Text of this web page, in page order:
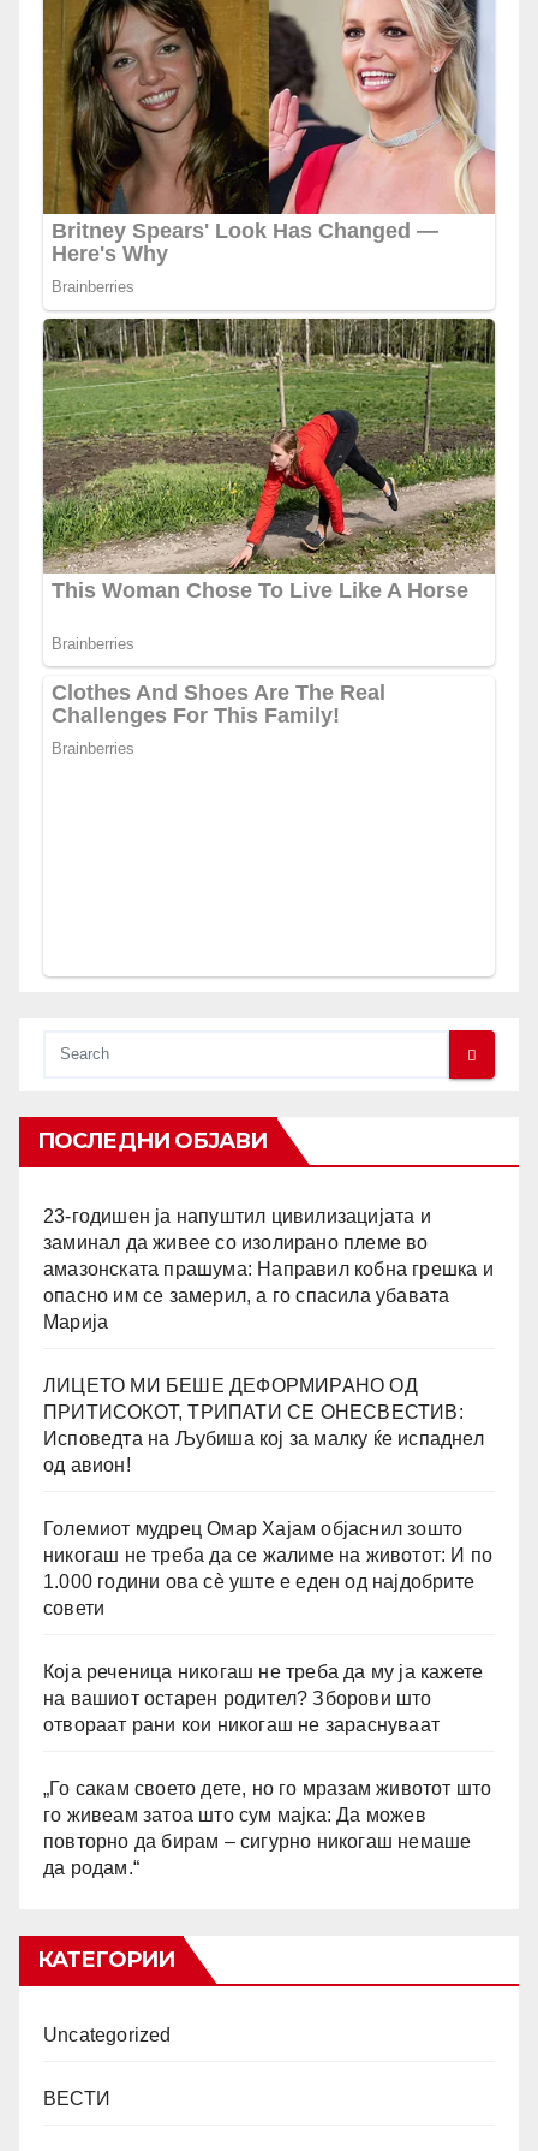
ПОСЛЕДНИ ОБЈАВИ
23-годишен ја напуштил цивилизацијата и
заминал да живее со изолирано племе во
амазонската прашума: Направил кобна грешка и
опасно им се замерил, а го спасила убавата
Марија
ЛИЦЕТО МИ БЕШЕ ДЕФОРМИРАНО ОД
ПРИТИСОКОТ, ТРИПАТИ СЕ ОНЕСВЕСТИВ:
Исповедта на Љубиша кој за малку ќе испаднел
од авион!
Големиот мудрец Омар Хајам објаснил зошто
никогаш не треба да се жалиме на животот: И по
1.000 години ова сè уште е еден од најдобрите
совети
Која реченица никогаш не треба да му ја кажете
на вашиот остарен родител? Зборови што
отвораат рани кои никогаш не зараснуваат
„Го сакам своето дете, но го мразам животот што
го живеам затоа што сум мајка: Да можев
повторно да бирам – сигурно никогаш немаше
да родам.“
КАТЕГОРИИ
Uncategorized
ВЕСТИ